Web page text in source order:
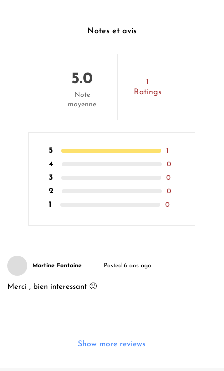
Notes et avis
5.0
Note
moyenne
1
Ratings
5 1
4 0
3 0
2 0
1 0
Martine Fontaine Posted 6 ans ago
Merci , bien interessant 🙂
Show more reviews